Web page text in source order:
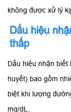
không được xử lý
Dấu hiệu
thấp
Dấu hiệu nhận
huyết) bao gồm
biệt khi lượng
mg/dL.​